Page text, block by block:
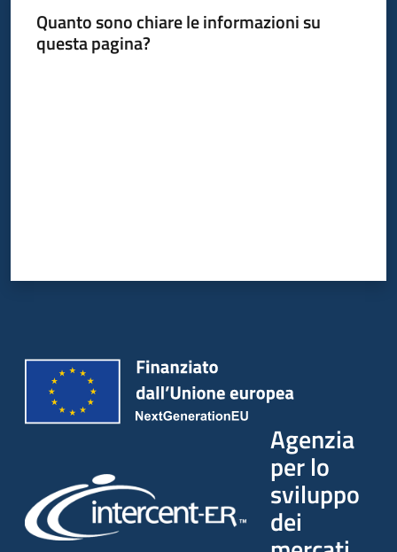
Quanto sono chiare le informazioni su
questa pagina?
Agenzia
per lo
sviluppo
dei